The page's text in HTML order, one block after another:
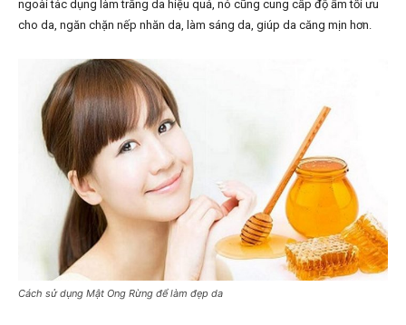
ngoài tác dụng làm trắng da hiệu quả, nó cũng cung cấp độ ẩm tối ưu
cho da, ngăn chặn nếp nhăn da, làm sáng da, giúp da căng mịn hơn.
Cách sử dụng Mật Ong Rừng để làm đẹp da